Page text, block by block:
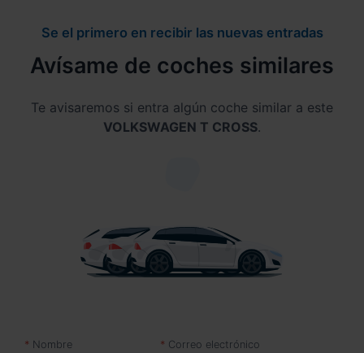
Se el primero en recibir las nuevas entradas
Avísame de coches similares
Te avisaremos si entra algún coche similar a este
VOLKSWAGEN T CROSS.
Nombre Correo electrónico